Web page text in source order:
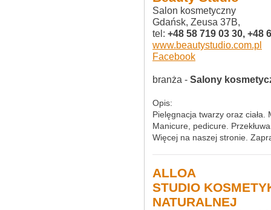
Salon kosmetyczny
Gdańsk, Zeusa 37B,
tel: +48 58 719 03 30, +48
www.beautystudio.com.pl
Facebook
branża - Salony
Opis:
Pielęgnacja twarzy oraz
Manicure, pedicure.
Więcej na naszej stronie.
ALLOA
STUDIO
NATURALNEJ